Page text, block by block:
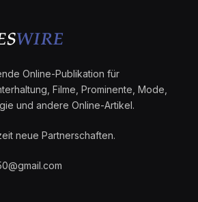
Online-Publikation für
Filme, Prominente, Mode,
und andere Online-Artikel.
neue Partnerschaften.